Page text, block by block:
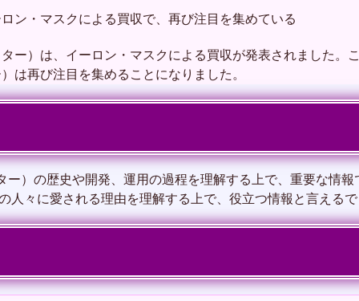
ン・マスクによる買収で、再び注目を集めている
ー）は、イーロン・マスクによる買収が発表されました。
は再び注目を集めることになりました。
ー）の歴史や開発、運用の過程を理解する上で、重要な情
人々に愛される理由を理解する上で、役立つ情報と言える